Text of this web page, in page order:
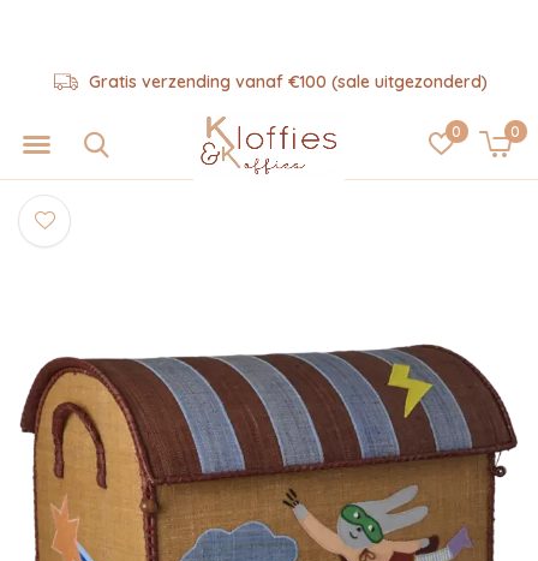
0 0
Gratis verzending vanaf €100 (sale uitgezonderd)